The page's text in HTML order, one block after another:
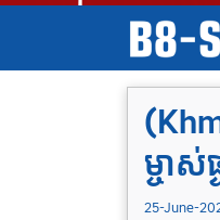
ម្ចា
25-June-